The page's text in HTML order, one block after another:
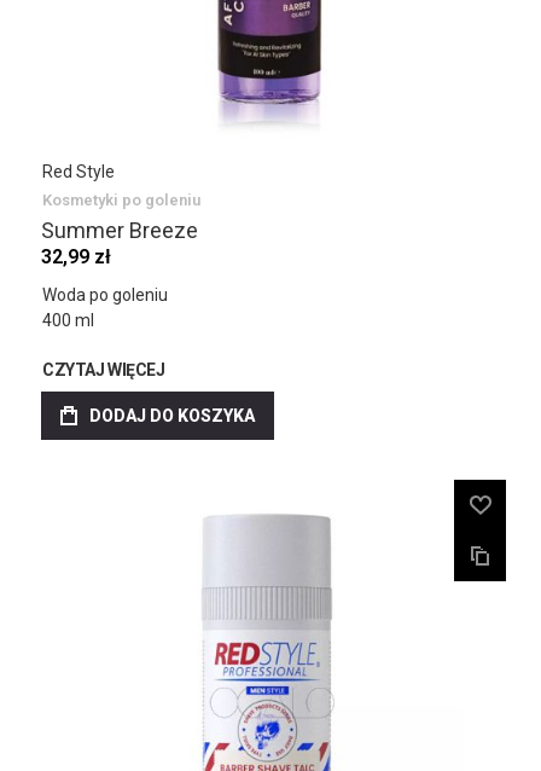
Red Style
Kosmetyki po goleniu
Summer Breeze
32,99 zł
Woda po goleniu
400 ml
CZYTAJ WIĘCEJ
DODAJ DO KOSZYKA